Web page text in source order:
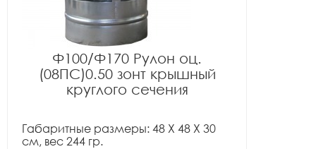
Ф100/Ф170 Рулон оц.
(08ПС)0.50 зонт крышный
круглого сечения
Габаритные размеры: 48 X 48 X 30
см, вес 244 гр.